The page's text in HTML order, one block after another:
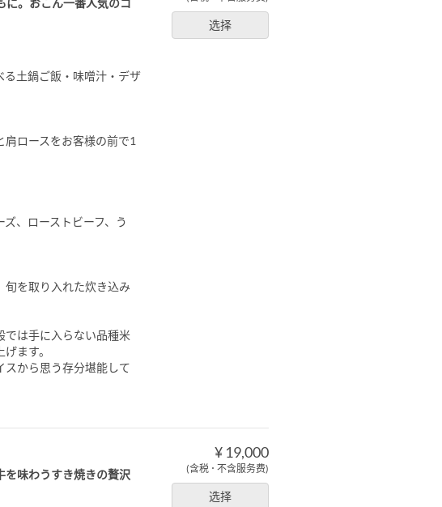
选择
に。おこん一番人気のコ
る土鍋ご飯・味噌汁・デザ
ロースをお客様の前で1
、ローストビーフ、う
旬を取り入れた炊き込み
では手に入らない品種米
ます。
スから思う存分堪能して
¥ 19,000
(含税 ･ 不含服务费)
选择
を味わうすき焼きの贅沢